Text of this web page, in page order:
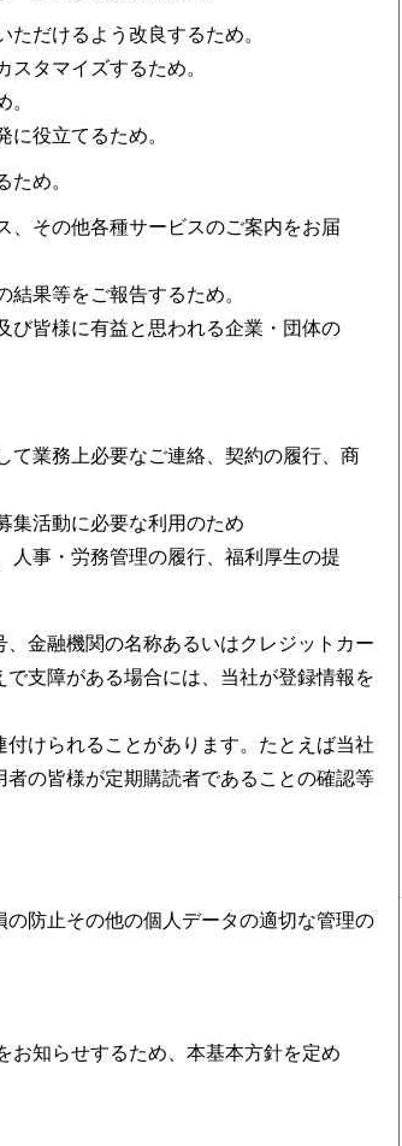
だけるよう改良するため。
タマイズするため。
役立てるため。
め。
、その他各種サービスのご案内をお届
果等をご報告するため。
び皆様に有益と思われる企業・団体の
て業務上必要なご連絡、契約の履行、商
集活動に必要な利用のため
人事・労務管理の履行、福利厚生の提
金融機関の名称あるいはクレジットカー
支障がある場合には、当社が登録情報を
けられることがあります。たとえば当社
の皆様が定期購読者であることの確認等
防止その他の個人データの適切な管理の
お知らせするため、本基本方針を定め